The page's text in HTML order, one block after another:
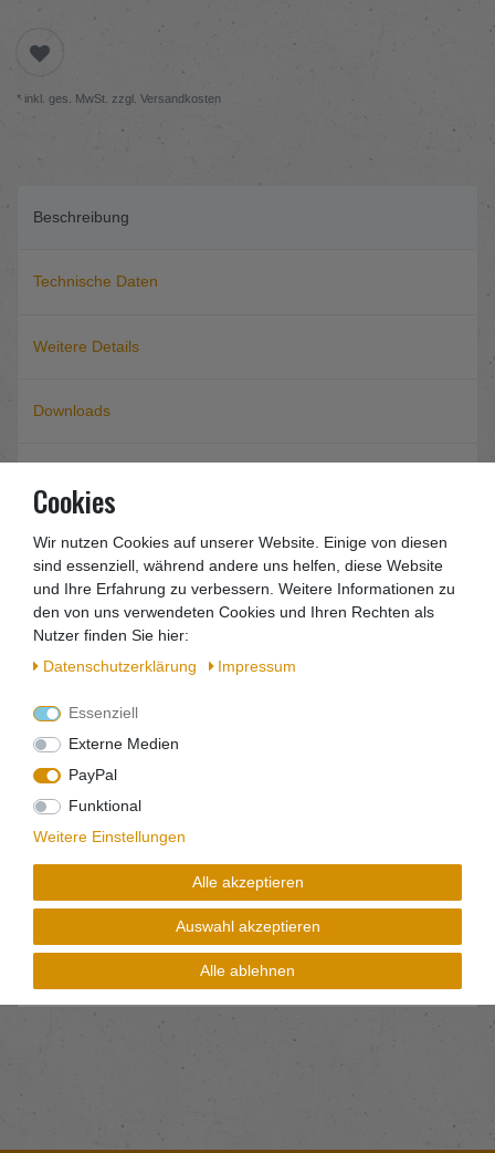
* inkl. ges. MwSt. zzgl. Versandkosten
Beschreibung
Technische Daten
Weitere Details
Downloads
EU-Verantwortlicher
Güde 40477 GWS 2T
Wandschrank
2-türiger Hängeschrank mit Lochrückwand - Bietet viel Platz in
jeder Werkstatt.
Ausstattung:
- 2 Regalböden
- Pulverbeschichtet
Lieferung erfolgt unmontiert
Sie erhalten eine Rechnung mit ausgewiesener MwSt.
Cookies
Wir nutzen Cookies auf unserer Website. Einige von diesen
sind essenziell, während andere uns helfen, diese Website
und Ihre Erfahrung zu verbessern. Weitere Informationen zu
den von uns verwendeten Cookies und Ihren Rechten als
Nutzer finden Sie hier:
Daten­schutz­erklärung
Impressum
Essenziell
Externe Medien
PayPal
Funktional
Weitere Einstellungen
Alle akzeptieren
Auswahl akzeptieren
Alle ablehnen